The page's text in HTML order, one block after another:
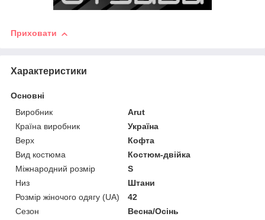
Приховати
Характеристики
Основні
Виробник
Arut
Країна виробник
Україна
Верх
Кофта
Вид костюма
Костюм-двійка
Міжнародний розмір
S
Низ
Штани
Розмір жіночого одягу (UA)
42
Сезон
Весна/Осінь